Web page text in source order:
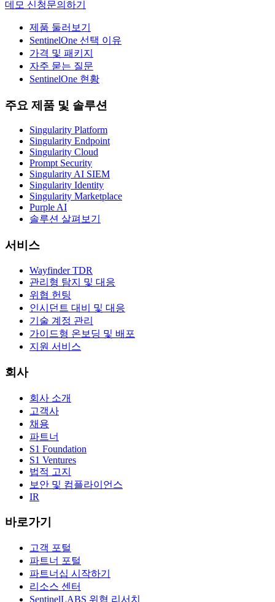
데모 신청문의하기
제품 둘러보기
SentinelOne 선택 이유
가격 및 패키지
자주 묻는 질문
SentinelOne 현황
주요 제품 및 솔루션
Singularity Platform
Singularity Endpoint
Singularity Cloud
Prompt Security
Singularity AI SIEM
Singularity Identity
Singularity Marketplace
Purple AI
솔루션 살펴보기
서비스
Wayfinder TDR
관리형 탐지 및 대응
위협 헌팅
인시던트 대비 및 대응
기술 계정 관리
가이드형 온보딩 및 배포
지원 서비스
회사
회사 소개
고객사
채용
파트너
S1 Foundation
S1 Ventures
법적 고지
보안 및 컴플라이언스
IR
바로가기
고객 포털
파트너 포털
파트너십 시작하기
리소스 센터
SentinelLABS 위협 리서치